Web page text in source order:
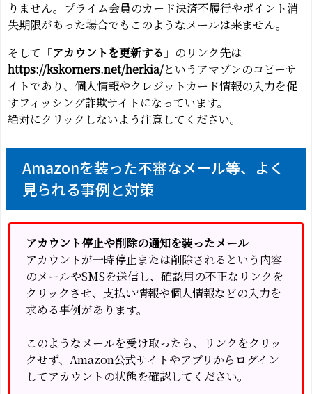
りません。プライム会員のカード決済不履行やポイント消
失期限があった場合でもこのようなメールは来ません。
そして「アカウントを更新する 」のリンク先は
https://kskorners.net/herkia/というアマゾンのコピーサ
イトであり、個人情報やクレジットカード情報の入力を促
すフィッシング詐欺サイトになっています。
絶対にクリックしないよう注意してください。
Amazonを装った不審なメール等、よく
見られる事例と対策
アカウント停止や削除の通知を装ったメール
アカウントが一時停止または削除されるという内容
のメールやSMSを送信し、確認用の不正なリンクを
クリックさせ、支払い情報や個人情報などの入力を
求める事例があります。
このようなメールを受け取ったら、リンクをクリッ
クせず、Amazon公式サイトやアプリからログイン
してアカウントの状態を確認してください。